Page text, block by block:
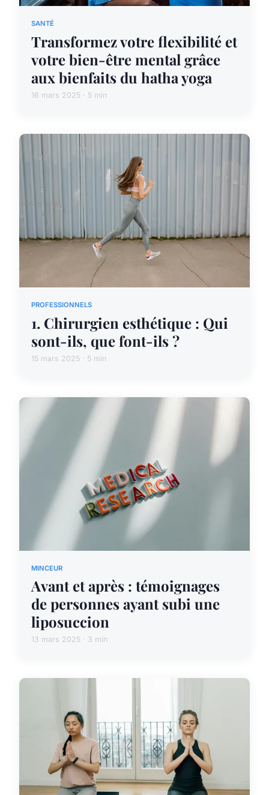
SANTÉ
Transformez votre flexibilité et
votre bien-être mental grâce
aux bienfaits du hatha yoga
16 mars 2025 · 5 min
PROFESSIONNELS
1. Chirurgien esthétique : Qui
sont-ils, que font-ils ?
15 mars 2025 · 5 min
MINCEUR
Avant et après : témoignages
de personnes ayant subi une
liposuccion
13 mars 2025 · 3 min